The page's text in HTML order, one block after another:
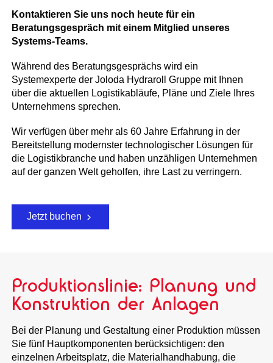
Kontaktieren Sie uns noch heute für ein
Beratungsgespräch mit einem Mitglied unseres
Systems-Teams.
Während des Beratungsgesprächs wird ein
Systemexperte der Joloda Hydraroll Gruppe mit Ihnen
über die aktuellen Logistikabläufe, Pläne und Ziele Ihres
Unternehmens sprechen.
Wir verfügen über mehr als 60 Jahre Erfahrung in der
Bereitstellung modernster technologischer Lösungen für
die Logistikbranche und haben unzähligen Unternehmen
auf der ganzen Welt geholfen, ihre Last zu verringern.
Jetzt buchen
Produktionslinie: Planung und
Konstruktion der Anlagen
Bei der Planung und Gestaltung einer Produktion müssen
Sie fünf Hauptkomponenten berücksichtigen: den
einzelnen Arbeitsplatz, die Materialhandhabung, die